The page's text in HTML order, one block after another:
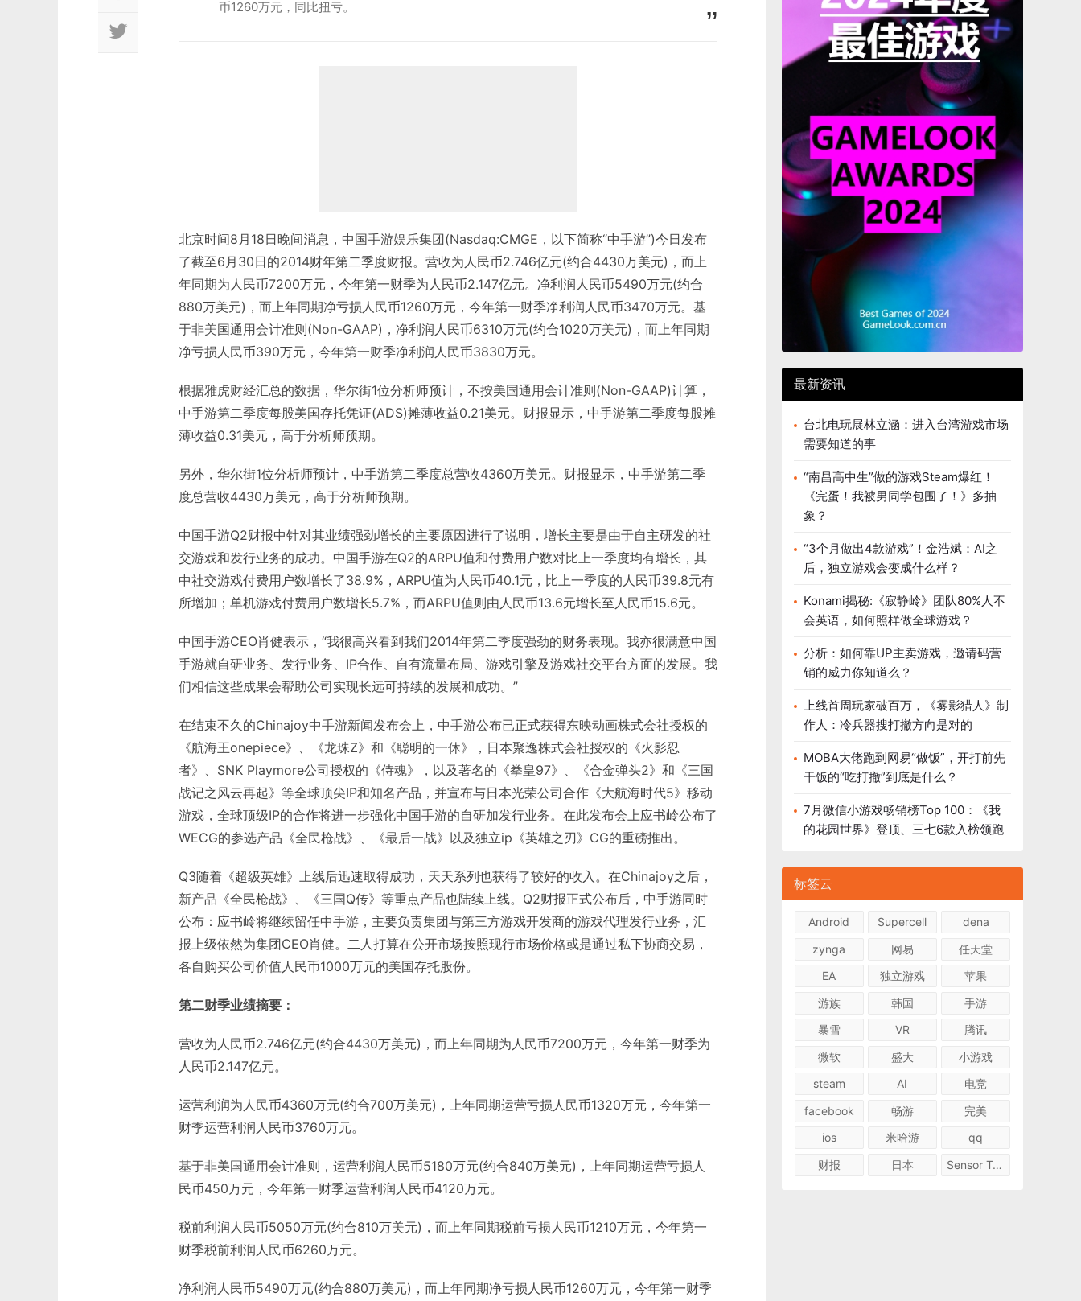
币1260万元，同比扭亏。
北京时间8月18日晚间消息，中国手游娱乐集团(Nasdaq:CMGE，以下简称“中手游”)今日发布
了截至6月30日的2014财年第二季度财报。营收为人民币2.746亿元(约合4430万美元)，而上
年同期为人民币7200万元，今年第一财季为人民币2.147亿元。净利润人民币5490万元(约合
880万美元)，而上年同期净亏损人民币1260万元，今年第一财季净利润人民币3470万元。基
于非美国通用会计准则(Non-GAAP)，净利润人民币6310万元(约合1020万美元)，而上年同期
净亏损人民币390万元，今年第一财季净利润人民币3830万元。
根据雅虎财经汇总的数据，华尔街1位分析师预计，不按美国通用会计准则(Non-GAAP)计算，
中手游第二季度每股美国存托凭证(ADS)摊薄收益0.21美元。财报显示，中手游第二季度每股摊
薄收益0.31美元，高于分析师预期。
另外，华尔街1位分析师预计，中手游第二季度总营收4360万美元。财报显示，中手游第二季
度总营收4430万美元，高于分析师预期。
中国手游Q2财报中针对其业绩强劲增长的主要原因进行了说明，增长主要是由于自主研发的社
交游戏和发行业务的成功。中国手游在Q2的ARPU值和付费用户数对比上一季度均有增长，其
中社交游戏付费用户数增长了38.9%，ARPU值为人民币40.1元，比上一季度的人民币39.8元有
所增加；单机游戏付费用户数增长5.7%，而ARPU值则由人民币13.6元增长至人民币15.6元。
中国手游CEO肖健表示，“我很高兴看到我们2014年第二季度强劲的财务表现。我亦很满意中国
手游就自研业务、发行业务、IP合作、自有流量布局、游戏引擎及游戏社交平台方面的发展。我
们相信这些成果会帮助公司实现长远可持续的发展和成功。”
在结束不久的Chinajoy中手游新闻发布会上，中手游公布已正式获得东映动画株式会社授权的
《航海王onepiece》、《龙珠Z》和《聪明的一休》，日本聚逸株式会社授权的《火影忍
者》、SNK Playmore公司授权的《侍魂》，以及著名的《拳皇97》、《合金弹头2》和《三国
战记之风云再起》等全球顶尖IP和知名产品，并宣布与日本光荣公司合作《大航海时代5》移动
游戏，全球顶级IP的合作将进一步强化中国手游的自研加发行业务。在此发布会上应书岭公布了
WECG的参选产品《全民枪战》、《最后一战》以及独立ip《英雄之刃》CG的重磅推出。
Q3随着《超级英雄》上线后迅速取得成功，天天系列也获得了较好的收入。在Chinajoy之后，
新产品《全民枪战》、《三国Q传》等重点产品也陆续上线。Q2财报正式公布后，中手游同时
公布：应书岭将继续留任中手游，主要负责集团与第三方游戏开发商的游戏代理发行业务，汇
报上级依然为集团CEO肖健。二人打算在公开市场按照现行市场价格或是通过私下协商交易，
各自购买公司价值人民币1000万元的美国存托股份。
第二财季业绩摘要：
营收为人民币2.746亿元(约合4430万美元)，而上年同期为人民币7200万元，今年第一财季为
人民币2.147亿元。
运营利润为人民币4360万元(约合700万美元)，上年同期运营亏损人民币1320万元，今年第一
财季运营利润人民币3760万元。
基于非美国通用会计准则，运营利润人民币5180万元(约合840万美元)，上年同期运营亏损人
民币450万元，今年第一财季运营利润人民币4120万元。
税前利润人民币5050万元(约合810万美元)，而上年同期税前亏损人民币1210万元，今年第一
财季税前利润人民币6260万元。
净利润人民币5490万元(约合880万美元)，而上年同期净亏损人民币1260万元，今年第一财季
最新资讯
台北电玩展林立涵：进入台湾游戏市场
需要知道的事
“南昌高中生”做的游戏Steam爆红！
《完蛋！我被男同学包围了！》多抽
象？
“3个月做出4款游戏”！金浩斌：AI之
后，独立游戏会变成什么样？
Konami揭秘:《寂静岭》团队80%人不
会英语，如何照样做全球游戏？
分析：如何靠UP主卖游戏，邀请码营
销的威力你知道么？
上线首周玩家破百万，《雾影猎人》制
作人：冷兵器搜打撤方向是对的
MOBA大佬跑到网易“做饭”，开打前先
干饭的“吃打撤”到底是什么？
7月微信小游戏畅销榜Top 100：《我
的花园世界》登顶、三七6款入榜领跑
标签云
Android Supercell
dena
zynga
网易
任天堂
EA
独立游戏
苹果
游族
韩国
手游
暴雪
VR
腾讯
微软
盛大
小游戏
steam
AI
电竞
facebook
畅游
完美
ios
米哈游
qq
财报
日本 Sensor Tower